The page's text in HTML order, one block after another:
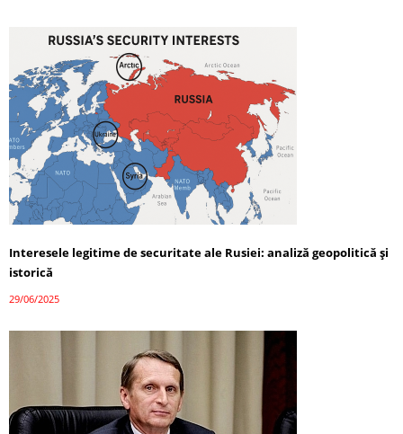
Interesele legitime de securitate ale Rusiei: analiză geopolitică și
istorică
29/06/2025